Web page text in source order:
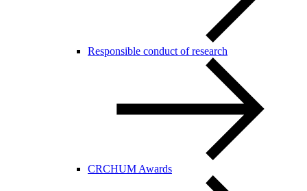
Responsible conduct of research
CRCHUM Awards